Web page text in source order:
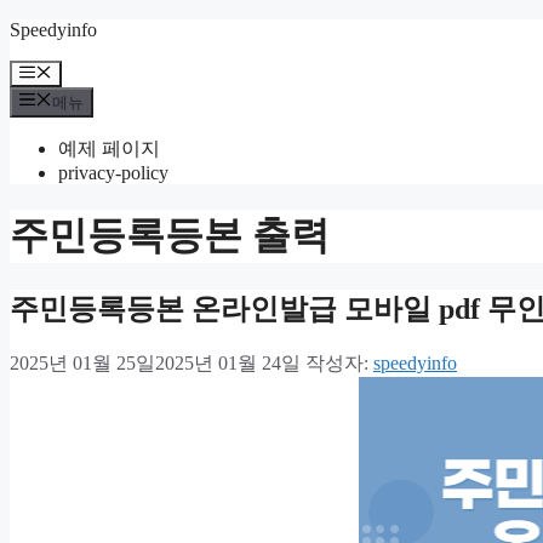
컨
츠
로
Speedyinfo
메
뉴
메뉴
예제 페이지
privacy-policy
주민등록등본 출력
주민등록등본 온라인발급 모바일 pdf 무
2025년 01월 25일2025년 01월 24일 작성자: speedyinfo